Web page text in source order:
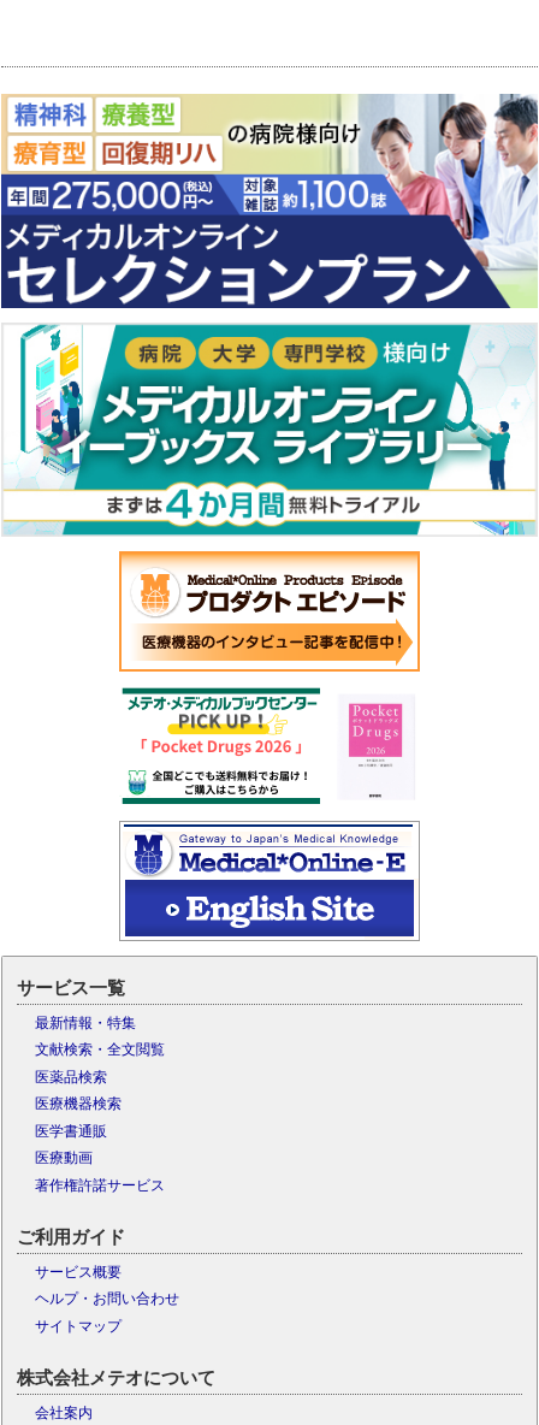
サービス一覧
最新情報・特集
文献検索・全文閲覧
医薬品検索
医療機器検索
医学書通販
医療動画
著作権許諾サービス
ご利用ガイド
サービス概要
ヘルプ・お問い合わせ
サイトマップ
株式会社メテオについて
会社案内